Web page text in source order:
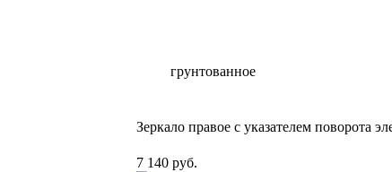
Зеркало правое с указателем поворота
7 140 руб.